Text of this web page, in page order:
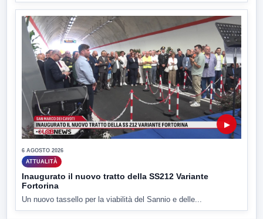
▶
6 AGOSTO 2026
ATTUALITÀ
Inaugurato il nuovo tratto della SS212 Variante
Fortorina
Un nuovo tassello per la viabilità del Sannio e delle...